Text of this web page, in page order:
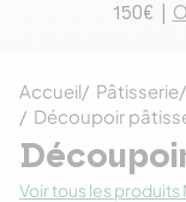
150€ |
Accueil Pâtisserie
Découpoir
Voir tous les produits